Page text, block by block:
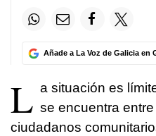
Añade a La Voz de Galicia en
L a situación es
se encuentra
ciudadanos